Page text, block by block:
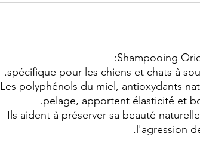
Shampooing
spécifique pour les chiens et chats à
Les polyphénols du miel, antioxydants
pelage, apportent élasticité et
Ils aident à préserver sa beauté
l'agression